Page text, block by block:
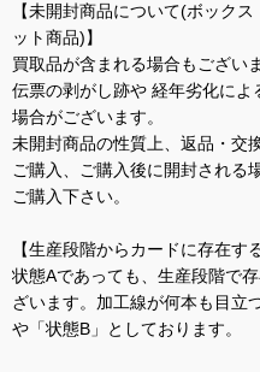
【未開封商品について(ボック
ット商品)】
買取品が含まれる場合もございま
伝票の剥がし跡や 経年劣化に
場合がございます。
未開封商品の性質上、返品・交
ご購入、ご購入後に開封される
ご購入下さい。
【生産段階からカードに存在す
状態Aであっても、生産段階で
ざいます。加工線が何本も目立
や「状態B」としております。